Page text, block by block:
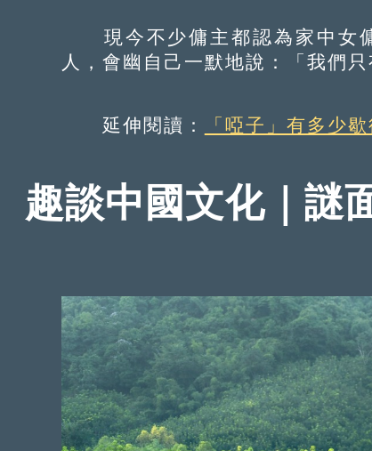
現今不少傭主都認為家中女傭
人，會幽自己一默地說：「我們
延伸閱讀： 「啞子」有多少歇
趣談中國文化｜謎